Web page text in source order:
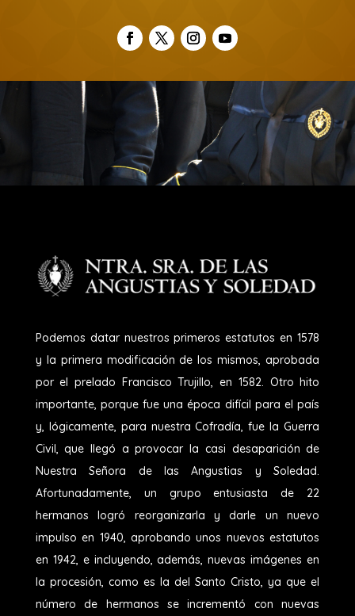
Podemos datar nuestros primeros estatutos en 1578
y la primera modificación de los mismos, aprobada
por el prelado Francisco Trujillo, en 1582. Otro hito
importante, porque fue una época difícil para el país
y, lógicamente, para nuestra Cofradía, fue la Guerra
Civil, que llegó a provocar la casi desaparición de
Nuestra Señora de las Angustias y Soledad.
Afortunadamente, un grupo entusiasta de 22
hermanos logró reorganizarla y darle un nuevo
impulso en 1940, aprobando unos nuevos estatutos
en 1942, e incluyendo, además, nuevas imágenes en
la procesión, como es la del Santo Cristo, ya que el
número de hermanos se incrementó con nuevas